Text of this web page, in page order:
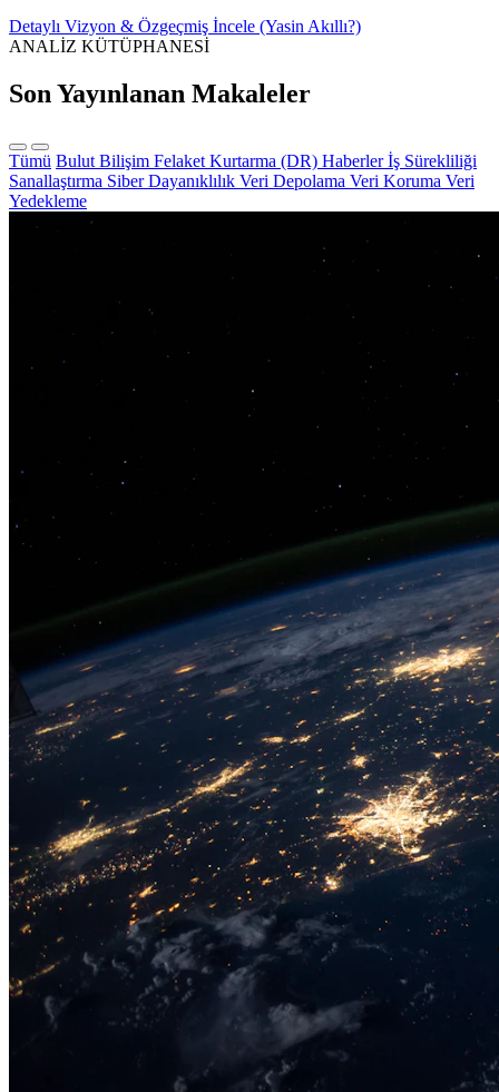
Detaylı Vizyon & Özgeçmiş İncele (Yasin Akıllı?)
ANALİZ KÜTÜPHANESİ
Son Yayınlanan Makaleler
Tümü Bulut Bilişim Felaket Kurtarma (DR) Haberlerİş Sürekliliği
Sanallaştırma Siber Dayanıklılık Veri Depolama Veri Koruma Veri
Yedekleme